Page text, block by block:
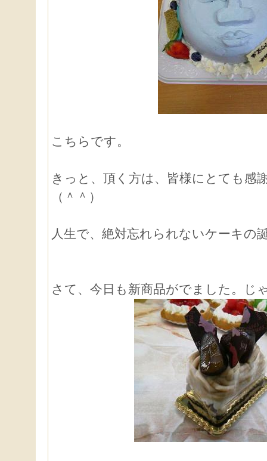
こちらです。
きっと、頂く方は、皆様にとても感
（＾＾）
人生で、絶対忘れられないケーキの
さて、今日も新商品がでました。じ